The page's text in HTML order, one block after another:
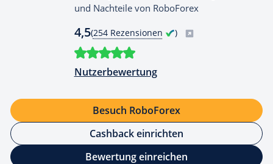
und Nachteile von RoboForex
4,5(254 Rezensionen )
Nutzerbewertung
Besuch RoboForex
Cashback einrichten
Bewertung einreichen